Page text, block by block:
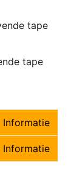
tape
Informatie
Informatie